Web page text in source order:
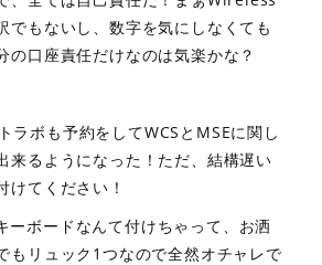
でもないし、数字を気にしなくても
の口座責任だけなのは気楽かな？
ラボも予約をしてWCSとMSEに関し
来るようになった！ただ、結構遅い
けてください！
ボードなんて付けちゃって、お洒
もリュック1つなので全然オチャレで